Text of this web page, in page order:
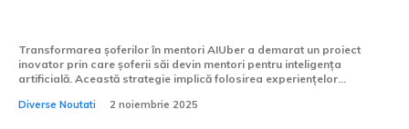
Transformarea șoferilor în mentori AIUber a demarat un proiect
inovator prin care șoferii săi devin mentori pentru inteligența
artificială. Această strategie implică folosirea experiențelor...
Diverse Noutati 2 noiembrie 2025